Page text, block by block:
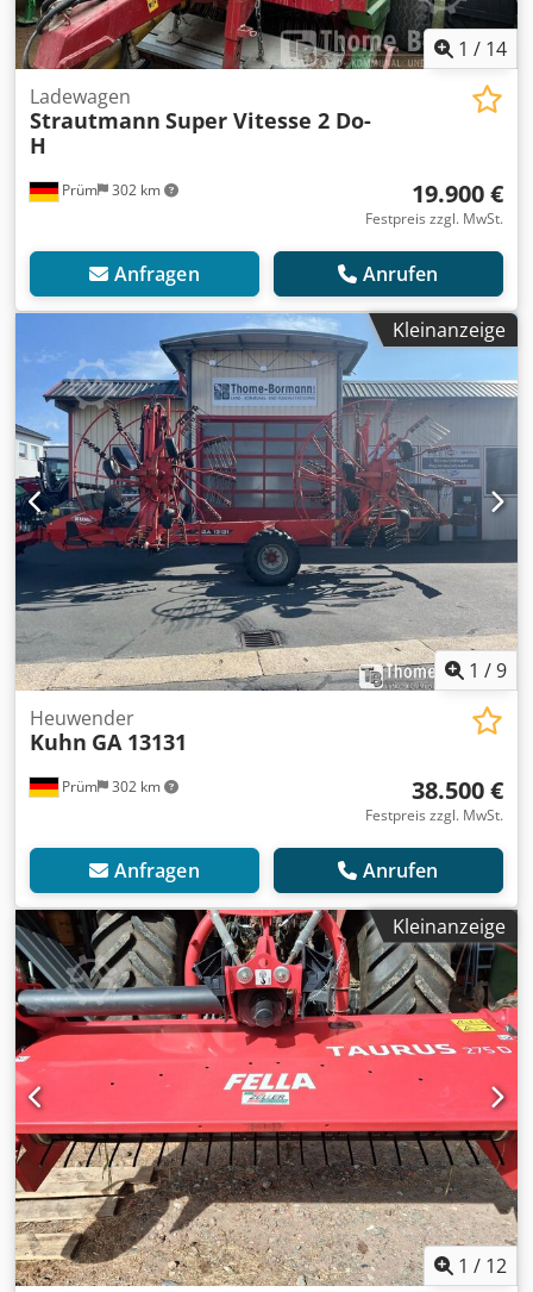
1 / 14
Prüm 302 km
Ladewagen
Strautmann Super Vitesse 2 Do-
H
19.900 €
Festpreis zzgl. MwSt.
Anfragen Anrufen
Kleinanzeige
1 /9
Prüm 302 km
Heuwender
Kuhn GA 13131
38.500 €
Festpreis zzgl. MwSt.
Anfragen Anrufen
Kleinanzeige
1 / 12